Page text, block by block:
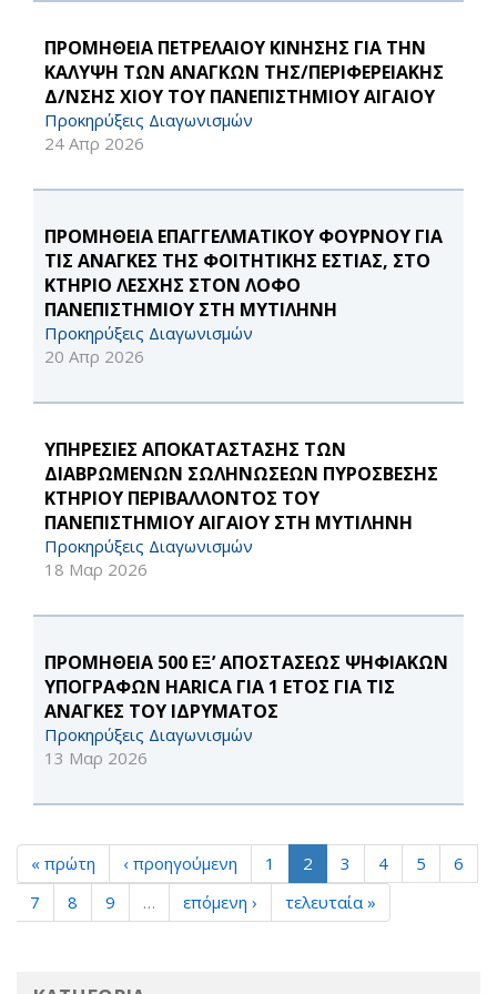
ΠΡΟΜΗΘΕΙΑ ΠΕΤΡΕΛΑΙΟΥ ΚΙΝΗΣΗΣ ΓΙΑ ΤΗΝ
ΚΑΛΥΨΗ ΤΩΝ ΑΝΑΓΚΩΝ ΤΗΣ/ΠΕΡΙΦΕΡΕΙΑΚΗΣ
Δ/ΝΣΗΣ ΧΙΟΥ ΤΟΥ ΠΑΝΕΠΙΣΤΗΜΙΟΥ ΑΙΓΑΙΟΥ
Προκηρύξεις Διαγωνισμών
24 Απρ 2026
ΠΡΟΜΗΘΕΙΑ ΕΠΑΓΓΕΛΜΑΤΙΚΟΥ ΦΟΥΡΝΟΥ ΓΙΑ
ΤΙΣ ΑΝΑΓΚΕΣ ΤΗΣ ΦΟΙΤΗΤΙΚΗΣ ΕΣΤΙΑΣ, ΣΤΟ
ΚΤΗΡΙΟ ΛΕΣΧΗΣ ΣΤΟΝ ΛΟΦΟ
ΠΑΝΕΠΙΣΤΗΜΙΟΥ ΣΤΗ ΜΥΤΙΛΗΝΗ
Προκηρύξεις Διαγωνισμών
20 Απρ 2026
ΥΠΗΡΕΣΙΕΣ ΑΠΟΚΑΤΑΣΤΑΣΗΣ ΤΩΝ
ΔΙΑΒΡΩΜΕΝΩΝ ΣΩΛΗΝΩΣΕΩΝ ΠΥΡΟΣΒΕΣΗΣ
ΚΤΗΡΙΟΥ ΠΕΡΙΒΑΛΛΟΝΤΟΣ ΤΟΥ
ΠΑΝΕΠΙΣΤΗΜΙΟΥ ΑΙΓΑΙΟΥ ΣΤΗ ΜΥΤΙΛΗΝΗ
Προκηρύξεις Διαγωνισμών
18 Μαρ 2026
ΠΡΟΜΗΘΕΙΑ 500 ΕΞ’ ΑΠΟΣΤΑΣΕΩΣ ΨΗΦΙΑΚΩΝ
ΥΠΟΓΡΑΦΩΝ HARICA ΓΙΑ 1 ΕΤΟΣ ΓΙΑ ΤΙΣ
ΑΝΑΓΚΕΣ ΤΟΥ ΙΔΡΥΜΑΤΟΣ
Προκηρύξεις Διαγωνισμών
13 Μαρ 2026
« πρώτη ‹ προηγούμενη 1 2 3 4 5
6
7
8 9 … επόμενη › τελευταία »